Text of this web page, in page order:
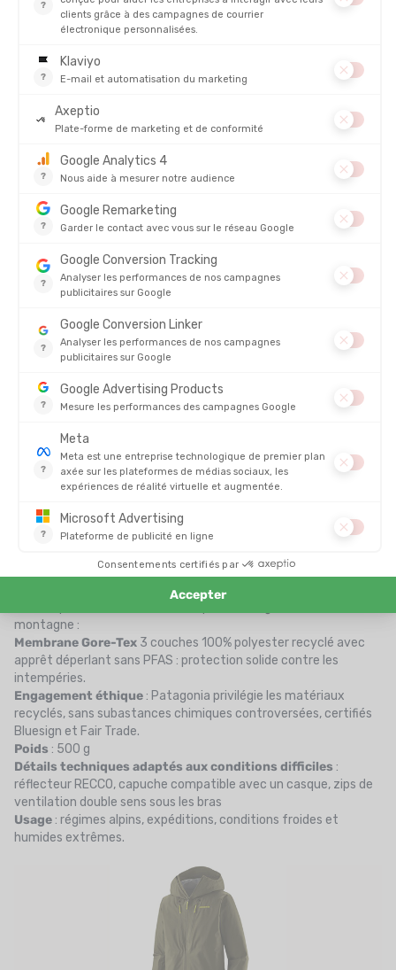
Veste Trail 3L Peak Performance
Pour les coureurs ou traileurs exigeants :
intenses.
Indices d'imperméabilité et de respirabilité: 10000
mm/10000 g/m2/24h
mouvement et poids plume de 323 g
Idéale pour: trail, course à pied, entraînements intenses sous la
montagne :
Membrane Gore-Tex 3 couches 100% polyester recyclé avec
apprêt déperlant sans PFAS : protection solide contre les
intempéries.
Engagement éthique : Patagonia privilégie les matériaux
recyclés, sans subastances chimiques controversées, certifiés
Bluesign et Fair Trade.
Poids : 500 g
Détails techniques adaptés aux conditions difficiles :
réflecteur RECCO, capuche compatible avec un casque, zips de
ventilation double sens sous les bras
Usage : régimes alpins, expéditions, conditions froides et
humides extrêmes.